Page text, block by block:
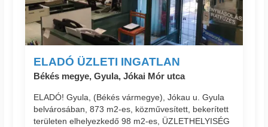
ELADÓ ÜZLETI INGATLAN
Békés megye, Gyula, Jókai Mór utca
ELADÓ! Gyula, (Békés vármegye), Jókau u. Gyula
belvárosában, 873 m2-es, közművesített, bekerített
területen elhelyezkedő 98 m2-es, ÜZLETHELYISÉG